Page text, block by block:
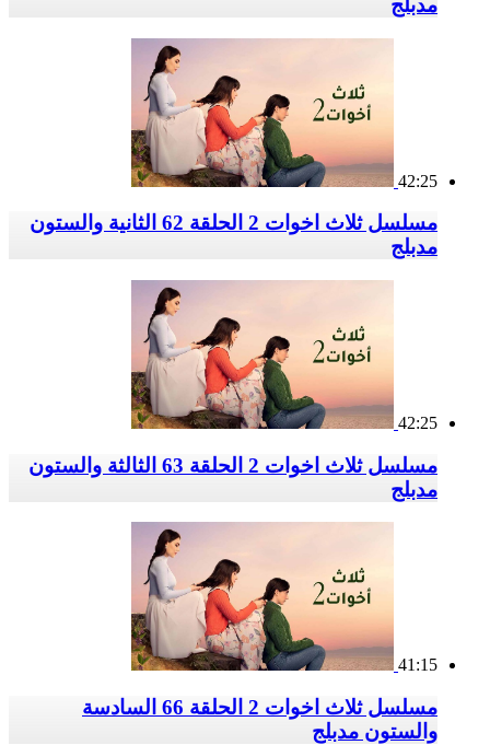
مدبلج
42:25
مسلسل ثلاث اخوات 2 الحلقة 62 الثانية والستون
مدبلج
42:25
مسلسل ثلاث اخوات 2 الحلقة 63 الثالثة والستون
مدبلج
41:15
مسلسل ثلاث اخوات 2 الحلقة 66 السادسة
والستون مدبلج